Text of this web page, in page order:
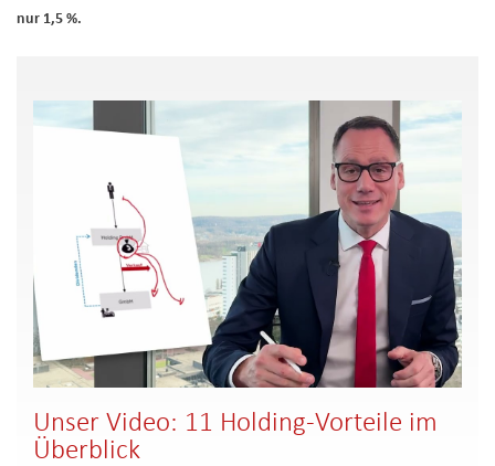
nur 1,5 %.
Unser Video: 11 Holding-Vorteile im
Überblick